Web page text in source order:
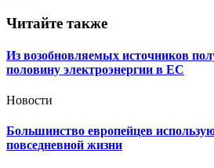
Читайте также
Из возобновляемых источников
половину электроэнергии в ЕС
Новости
Большинство европейцев
повседневной жизни